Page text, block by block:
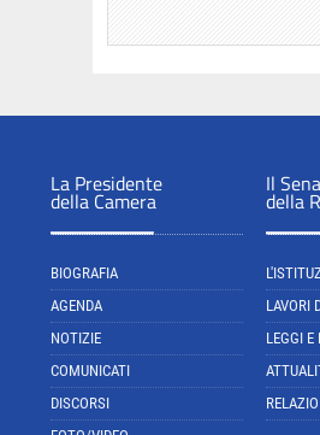
La Presidente
della Camera
BIOGRAFIA
AGENDA
NOTIZIE
COMUNICATI
DISCORSI
Il
della
LAVORI
LEGGI E